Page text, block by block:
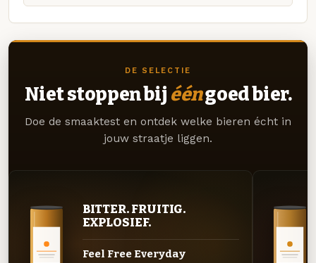
DE SELECTIE
Niet stoppen bij ééngoed bier.
Doe de smaaktest en ontdek welke bieren écht in
jouw straatje liggen.
BITTER. FRUITIG.
EXPLOSIEF.
Feel Free Everyday